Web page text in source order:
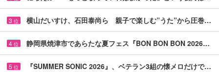
3 位 横山だいすけ、石田泰尚ら 親子で楽しむ”うた”から圧巻…
4 位 静岡県焼津市であらたな夏フェス『BON BON BON 2026…
5 位 『SUMMER SONIC 2026』、ベテラン3組の懐メロだけで…